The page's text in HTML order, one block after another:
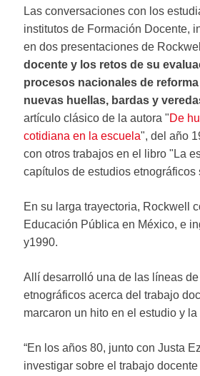
Las conversaciones con los
institutos de Formación Docente,
en dos presentaciones de
docente y los retos de su
procesos nacionales de
nuevas huellas, bardas y
artículo clásico de la autora "De
cotidiana en la escuela", del año
con otros trabajos en el libro "La
capítulos de estudios
En su larga trayectoria, Rockwell
Educación Pública en México, e
y1990.
Allí desarrolló una de las líneas
etnográficos acerca del trabajo
marcaron un hito en el estudio y
“En los años 80, junto con Justa
investigar sobre el trabajo